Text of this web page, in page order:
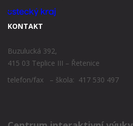
KONTAKT
Buzulucká 392,
415 03 Teplice III – Řetenice
telefon/fax – škola: 417 530 497